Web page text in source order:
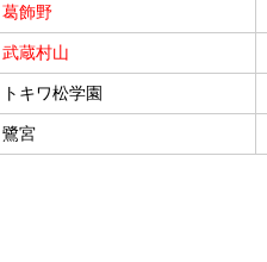
葛飾野
武蔵村山
トキワ松学園
鷺宮